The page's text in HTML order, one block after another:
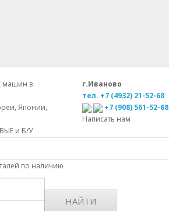
машин в
Японии,
и Б/У
г.Иваново
тел. +7 (4932) 21-52-68
+7 (908) 561-52-68
Написать нам
по наличию
НАЙТИ